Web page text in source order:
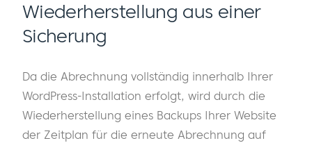
Wiederherstellung aus einer
Sicherung
Da die Abrechnung vollständig innerhalb Ihrer
WordPress-Installation erfolgt, wird durch die
Wiederherstellung eines Backups Ihrer Website
der Zeitplan für die erneute Abrechnung auf